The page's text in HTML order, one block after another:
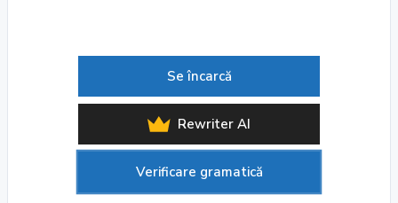
Se încarcă
Rewriter AI
Verificare gramatică